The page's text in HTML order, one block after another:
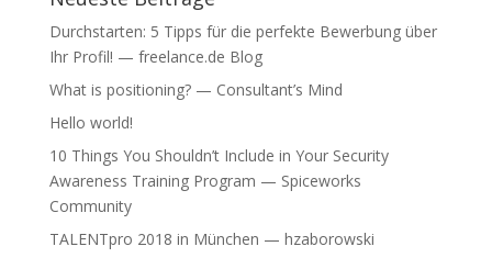
Durchstarten: 5 Tipps für die perfekte Bewerbung über
Ihr Profil! — freelance.de Blog
What is positioning? — Consultant’s Mind
Hello world!
10 Things You Shouldn’t Include in Your Security
Awareness Training Program — Spiceworks
Community
TALENTpro 2018 in München — hzaborowski